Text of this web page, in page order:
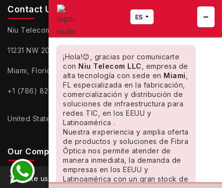
ES ➖
¡Hola!😊, gracias por comunicarte
con Niu Telecom LLC , empresa de
alta tecnología con sede en Miami
FL especializada en la fabricación,
comercialización y distribución de
soluciones de infraestructura para
redes TIC, en los EEUU y
Latinoamérica .
Nuestra experiencia y amplia oferta
de productos y soluciones de Fibra
Óptica nos permite atender de
manera inmediata, la demanda de
empresas en los EEUU y
Latinoamérica con un gran stock de
Contact Us
Niu Telecom
11231 NW 20 Street #124
Miami, Florida 33172
+1 (786) 820 6898
United States
Our Company
Contact Information
This site uses cookies. By continuing use this site, you are